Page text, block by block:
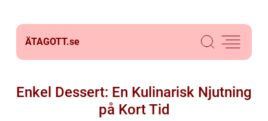
ÄTAGOTT.se
Enkel Dessert: En Kulinarisk Njutning
på Kort Tid